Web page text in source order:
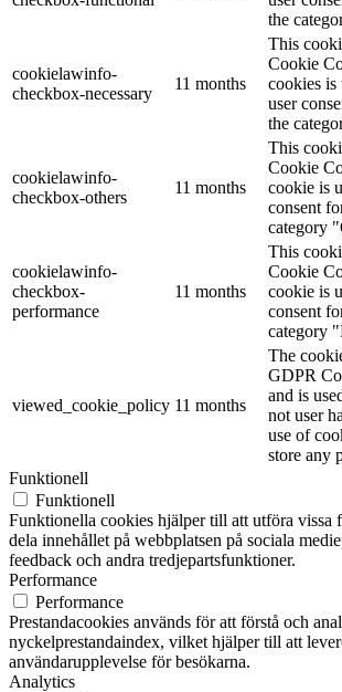
the
cookielawinfo-
checkbox-necessary
11 months
This
Cookie
cookies is
user
the
cookielawinfo-
checkbox-others
11 months
This
Cookie
cookie is
consent
category
cookielawinfo-
checkbox-
performance
11 months
This
Cookie
cookie is
consent
category
viewed_cookie_policy 11 months
The
GDPR
and is
not user
use of
store any
Funktionell
Funktionell
Funktionella cookies hjälper till att utföra vissa
dela innehållet på webbplatsen på sociala
feedback och andra tredjepartsfunktioner.
Performance
Performance
Prestandacookies används för att förstå och
nyckelprestandaindex, vilket hjälper till att
användarupplevelse för besökarna.
Analytics